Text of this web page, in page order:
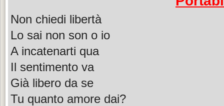
Non chiedi libertà
Lo sai non son o io
A incatenarti qua
Il sentimento va
Già libero da se
Tu quanto amore dai?